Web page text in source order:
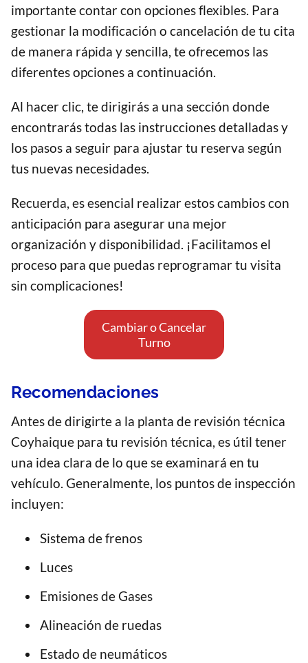
importante contar con opciones flexibles. Para
gestionar la modificación o cancelación de tu cita
de manera rápida y sencilla, te ofrecemos las
diferentes opciones a continuación.
Al hacer clic, te dirigirás a una sección donde
encontrarás todas las instrucciones detalladas y
los pasos a seguir para ajustar tu reserva según
tus nuevas necesidades.
Recuerda, es esencial realizar estos cambios con
anticipación para asegurar una mejor
organización y disponibilidad. ¡Facilitamos el
proceso para que puedas reprogramar tu visita
sin complicaciones!
Cambiar o Cancelar
Turno
Recomendaciones
Antes de dirigirte a la planta de revisión técnica
Coyhaique para tu revisión técnica, es útil tener
una idea clara de lo que se examinará en tu
vehículo. Generalmente, los puntos de inspección
incluyen:
Sistema de frenos
Luces
Emisiones de Gases
Alineación de ruedas
Estado de neumáticos